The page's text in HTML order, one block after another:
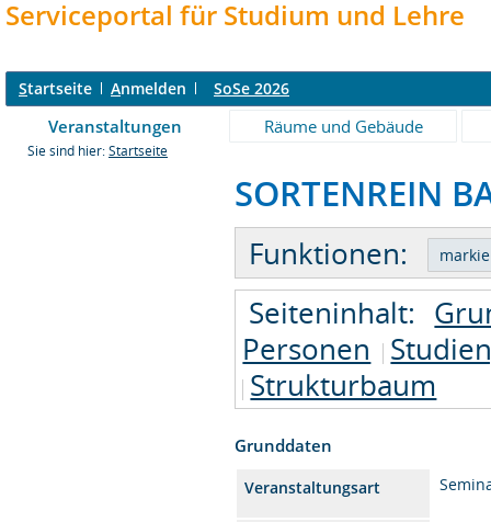
Serviceportal für Studium und Lehre
Startseite Anmelden SoSe 2026
Veranstaltungen Räume und Gebäude
Sie sind hier: Startseite
SORTENREIN
Funktionen:
Seiteninhalt:
Personen
Strukturbaum
Grunddaten
Veranstaltungsart